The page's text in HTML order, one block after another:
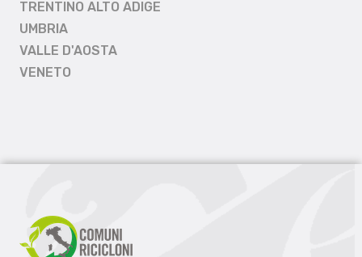
TRENTINO ALTO ADIGE
UMBRIA
VALLE D'AOSTA
VENETO